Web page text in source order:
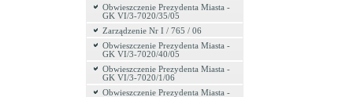
Obwieszczenie Prezydenta Miasta -
GK VI/3-7020/35/05
Zarządzenie Nr I / 765 / 06
Obwieszczenie Prezydenta Miasta -
GK VI/3-7020/40/05
Obwieszczenie Prezydenta Miasta -
GK VI/3-7020/1/06
Obwieszczenie Prezydenta Miasta -